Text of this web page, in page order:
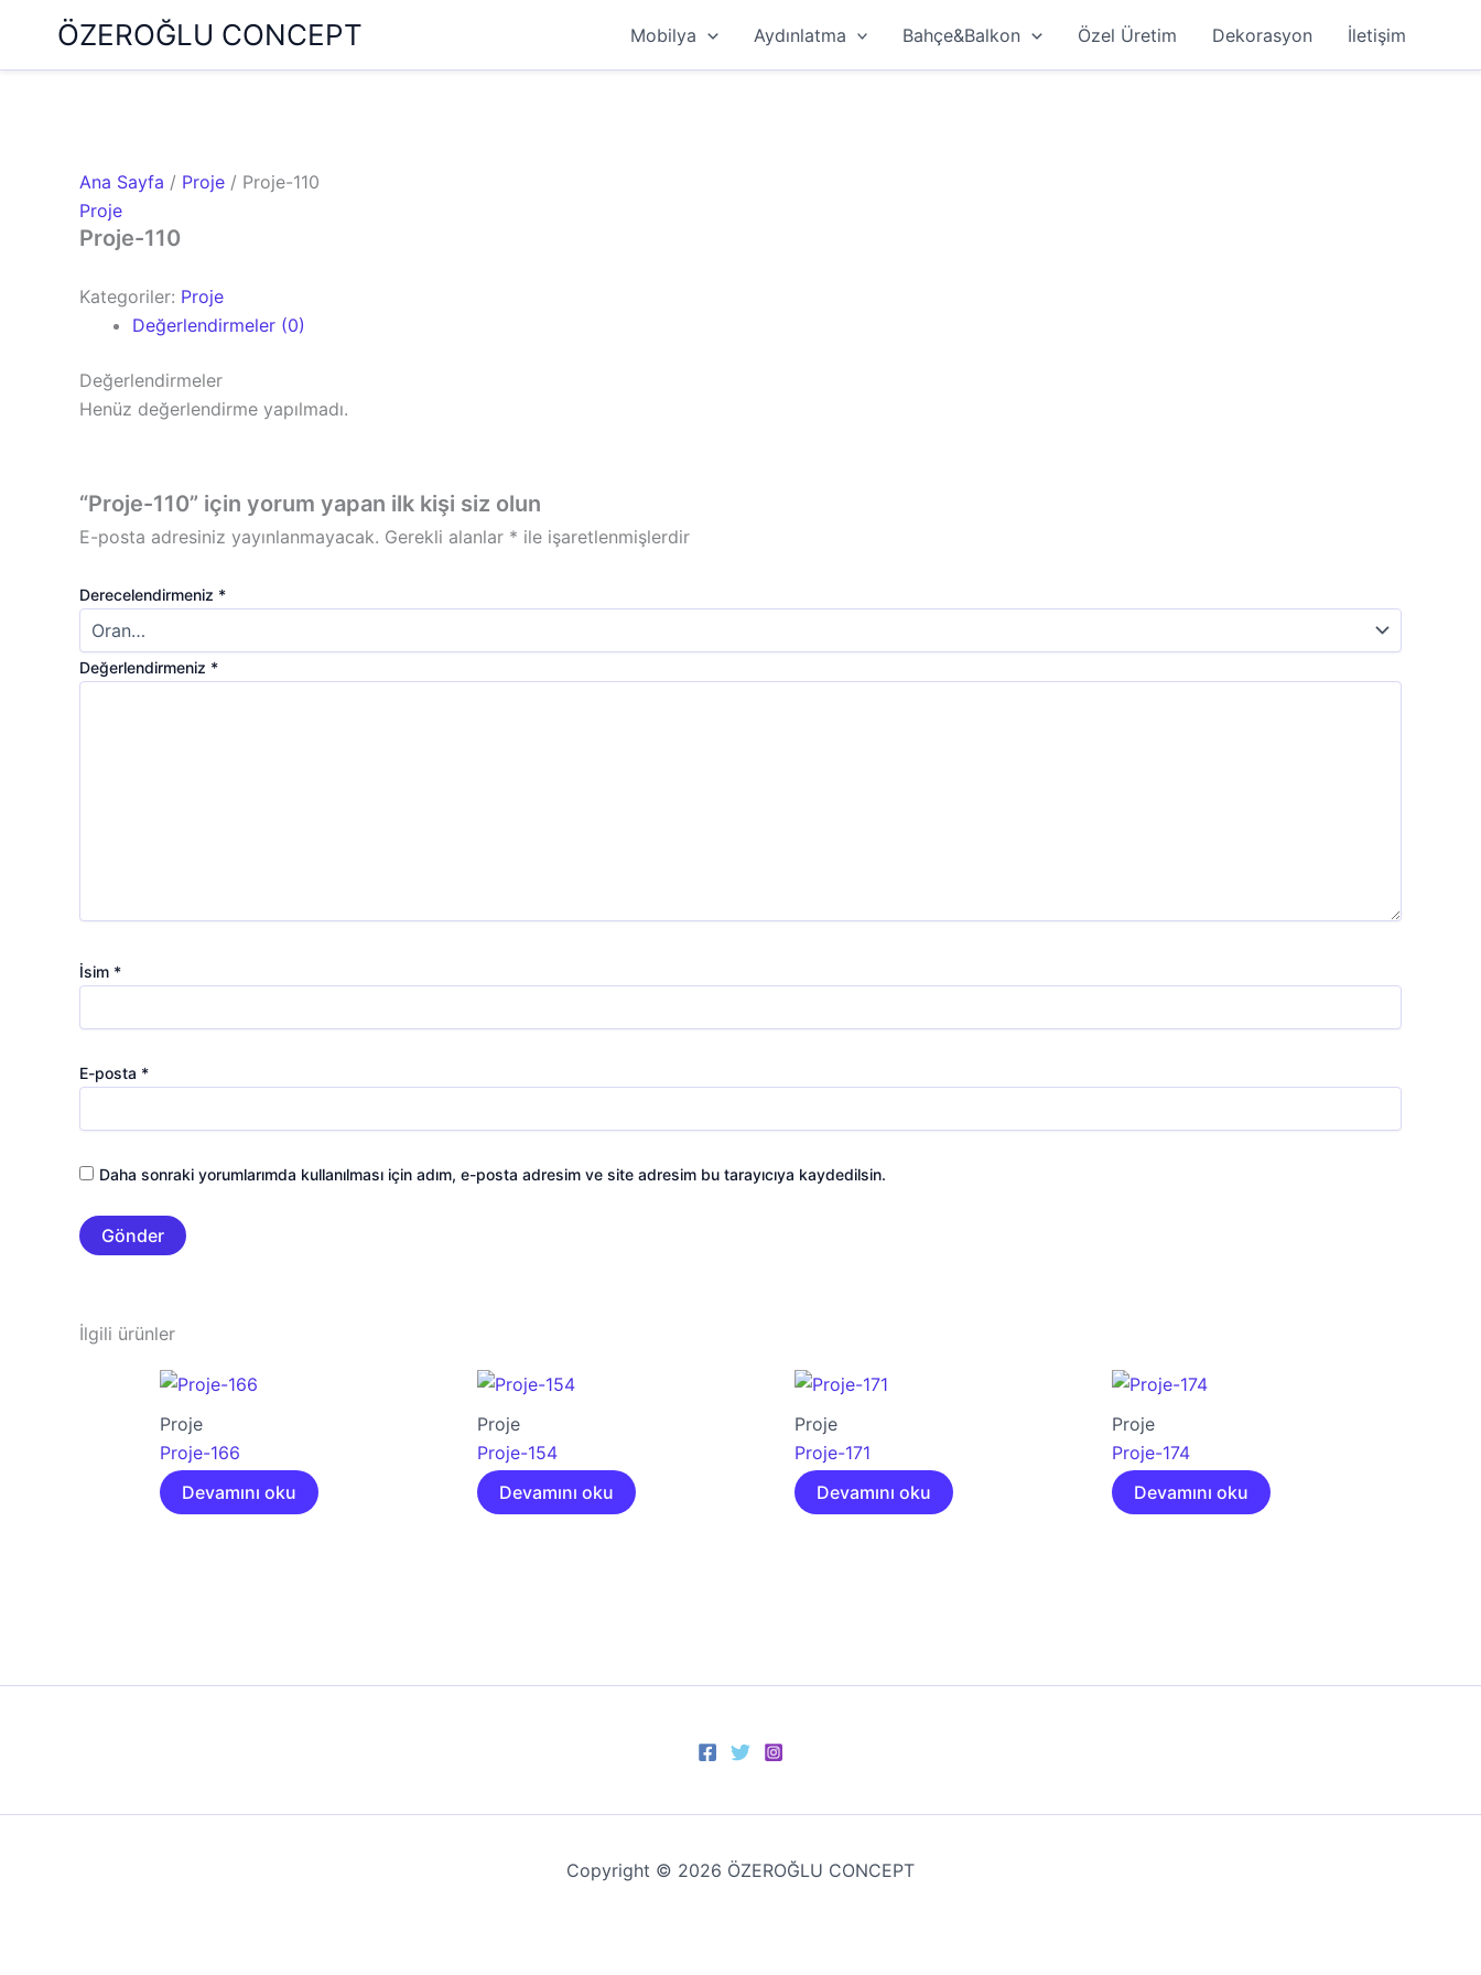
ÖZEROĞLU CONCEPT Mobilya Aydınlatma Bahçe&Balkon Özel Üretim Dekorasyon İletişim
Ana Sayfa / Proje / Proje-110
Proje
Proje-110
Kategoriler: Proje
Değerlendirmeler (0)
Değerlendirmeler
Henüz değerlendirme yapılmadı.
“Proje-110” için yorum yapan ilk kişi siz olun
E-posta adresiniz yayınlanmayacak. Gerekli alanlar * ile işaretlenmişlerdir
Derecelendirmeniz *
Değerlendirmeniz *
İsim *
E-posta *
Daha sonraki yorumlarımda kullanılması için adım, e-posta adresim ve site adresim bu tarayıcıya kaydedilsin.
İlgili ürünler
Proje
Proje-166
Devamını oku
Proje
Proje-154
Devamını oku
Proje
Proje-171
Devamını oku
Proje
Proje-174
Devamını oku
Copyright © 2026 ÖZEROĞLU CONCEPT